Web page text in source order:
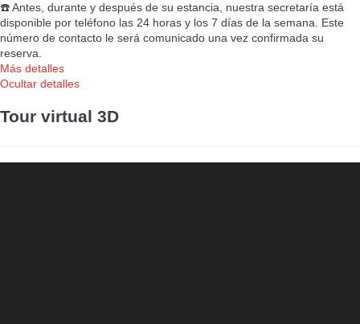
☎️ Antes, durante y después de su estancia, nuestra secretaría está
disponible por teléfono las 24 horas y los 7 días de la semana. Este
número de contacto le será comunicado una vez confirmada su
reserva.
Más detalles
Ocultar detalles
Tour virtual 3D